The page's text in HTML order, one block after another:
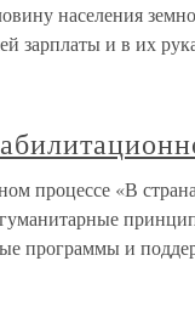
населения
зарплаты и в их
процессе «В
программы и